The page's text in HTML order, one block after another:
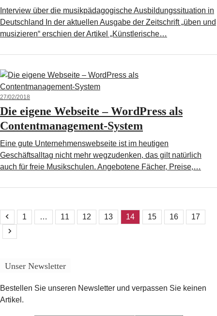
Interview über die musikpädagogische Ausbildungssituation in
Deutschland In der aktuellen Ausgabe der Zeitschrift „üben und
musizieren“ erschien der Artikel „Künstlerische…
27/02/2018
Die eigene Webseite – WordPress als
Contentmanagement-System
Eine gute Unternehmenswebseite ist im heutigen
Geschäftsalltag nicht mehr wegzudenken, das gilt natürlich
auch für freie Musikschulen. Angebotene Fächer, Preise,…
Vorheriger
Seite
1 … Seite
11 Seite
12 Seite
13 Seite
14 Seite
15 Seite
16 Seite
17
Vorwärts
Unser Newsletter
Bestellen Sie unseren Newsletter und verpassen Sie keinen
Artikel.